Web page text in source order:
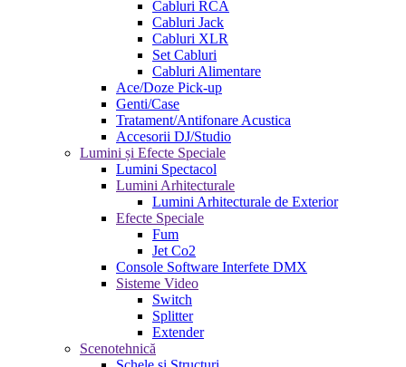
Cabluri RCA
Cabluri Jack
Cabluri XLR
Set Cabluri
Cabluri Alimentare
Ace/Doze Pick-up
Genti/Case
Tratament/Antifonare Acustica
Accesorii DJ/Studio
Lumini și Efecte Speciale
Lumini Spectacol
Lumini Arhitecturale
Lumini Arhitecturale de Exterior
Efecte Speciale
Fum
Jet Co2
Console Software Interfete DMX
Sisteme Video
Switch
Splitter
Extender
Scenotehnică